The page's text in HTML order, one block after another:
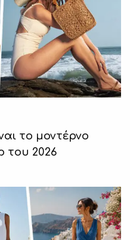
το μοντέρνο
του 2026